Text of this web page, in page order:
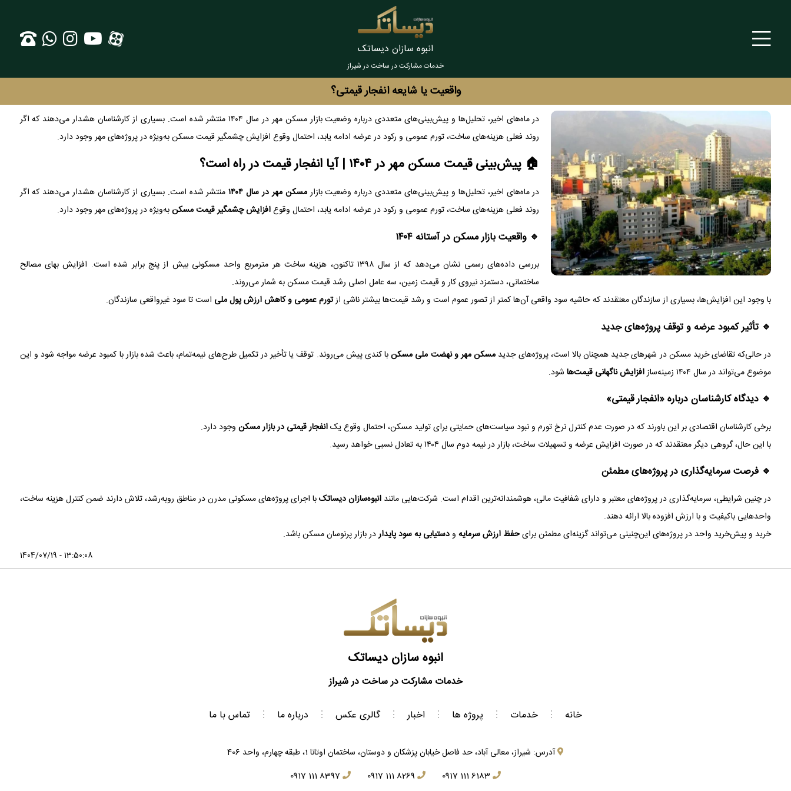
انبوه سازان دیساتک
خدمات مشارکت در ساخت در شیراز
واقعیت یا شایعه انفجار قیمتی؟
در ماه‌های اخیر، تحلیل‌ها و پیش‌بینی‌های متعددی درباره وضعیت بازار مسکن مهر در سال ۱۴۰۴ منتشر شده است. بسیاری از کارشناسان هشدار می‌دهند که اگر
روند فعلی هزینه‌های ساخت، تورم عمومی و رکود در عرضه ادامه یابد، احتمال وقوع افزایش چشمگیر قیمت مسکن به‌ویژه در پروژه‌های مهر وجود دارد.
🏠 پیش‌بینی قیمت مسکن مهر در ۱۴۰۴ | آیا انفجار قیمت در راه است؟
در ماه‌های اخیر، تحلیل‌ها و پیش‌بینی‌های متعددی درباره وضعیت بازارمسکن مهر در سال ۱۴۰۴
منتشر شده است. بسیاری از کارشناسان هشدار می‌دهند که اگر
روند فعلی هزینه‌های ساخت، تورم عمومی و رکود در عرضه ادامه یابد، احتمال وقوعافزایش چشمگیر قیمت مسکنبه‌ویژه در پروژه‌های مهر وجود دارد.
🔹 واقعیت بازار مسکن در آستانه ۱۴۰۴
بررسی داده‌های رسمی نشان می‌دهد که از سال ۱۳۹۸ تاکنون، هزینه ساخت هر مترمربع واحد مسکونی بیش از پنج برابر شده است. افزایش بهای مصالح
ساختمانی، دستمزد نیروی کار و قیمت زمین، سه عامل اصلی رشد قیمت مسکن به شمار می‌روند.
با وجود این افزایش‌ها، بسیاری از سازندگان معتقدند که حاشیه سود واقعی آن‌ها کمتر از تصور عموم است و رشد قیمت‌ها بیشتر ناشی ازتورم عمومی و کاهش ارزش پول ملی است تا سود غیرواقعی سازندگان.
🔹 تأثیر کمبود عرضه و توقف پروژه‌های جدید
در حالی‌که تقاضای خرید مسکن در شهرهای جدید همچنان بالا است، پروژه‌های جدید مسکن مهر و نهضت ملی مسکنبا کندی پیش می‌روند. توقف یا تأخیر در تکمیل طرح‌های نیمه‌تمام، باعث شده بازار با کمبود عرضه مواجه شود و این
موضوع می‌تواند در سال ۱۴۰۴ زمینه‌ساز
افزایش ناگهانی قیمت‌هاشود.
🔹 دیدگاه کارشناسان درباره «انفجار قیمتی»
برخی کارشناسان اقتصادی بر این باورند که در صورت عدم کنترل نرخ تورم و نبود سیاست‌های حمایتی برای تولید مسکن، احتمال وقوع یکانفجار قیمتی در بازار مسکنوجود دارد.
با این حال، گروهی دیگر معتقدند که در صورت افزایش عرضه و تسهیلات ساخت، بازار در نیمه دوم سال ۱۴۰۴ به تعادل نسبی خواهد رسید.
🔹 فرصت سرمایه‌گذاری در پروژه‌های مطمئن
در چنین شرایطی، سرمایه‌گذاری در پروژه‌های معتبر و دارای شفافیت مالی، هوشمندانه‌ترین اقدام است. شرکت‌هایی مانند انبوه‌سازان دیساتکبا اجرای پروژه‌های مسکونی مدرن در مناطق رو‌به‌رشد، تلاش دارند ضمن کنترل هزینه ساخت،
واحدهایی باکیفیت و با ارزش افزوده بالا ارائه دهند.
خرید و پیش‌خرید واحد در پروژه‌های این‌چنینی می‌تواند گزینه‌ای مطمئن برایحفظ ارزش سرمایهودستیابی به سود پایداردر بازار پرنوسان مسکن باشد.
1404/07/19 - 13:50:08
انبوه سازان دیساتک
خدمات مشارکت در ساخت در شیراز
خانه ⋮ خدمات ⋮ پروژه ها ⋮ اخبار ⋮ گالری عکس ⋮ درباره ما ⋮ تماس با ما
آدرس: شیراز، معالی آباد، حد فاصل خیابان پزشکان و دوستان، ساختمان اوتانا 1، طبقه چهارم، واحد 406
0917 111 6183
0917 111 8269
0917 111 8397